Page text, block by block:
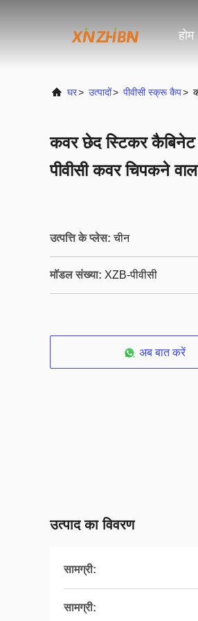
होम
घर> उत्पादों> पीवीसी स्क्रू कैप>
कवर छेद स्टिकर कैबिनेट
पीवीसी कवर चिपकने
उत्पत्ति के प्लेस: चीन
मॉडल संख्या: XZB-पीवीसी
अब बात करें
उत्पाद का विवरण
सामग्री:
सामग्री: